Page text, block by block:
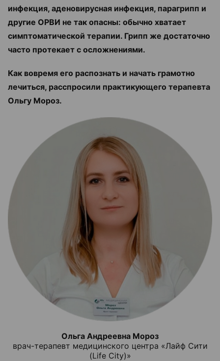
инфекция, аденовирусная инфекция, парагрипп и
другие ОРВИ не так опасны: обычно хватает
симптоматической терапии. Грипп же достаточно
часто протекает с осложнениями.
Как вовремя его распознать и начать грамотно
лечиться, расспросили практикующего терапевта
Ольгу Мороз.
Ольга Андреевна Мороз
врач-терапевт медицинского центра «Лайф Сити
(Life City)»